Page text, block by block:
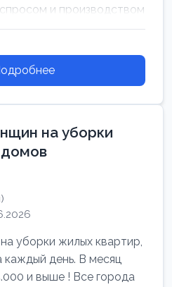
и производством
на уборки
уборки жилых квартир,
каждый день. В месяц
и выше ! Все города